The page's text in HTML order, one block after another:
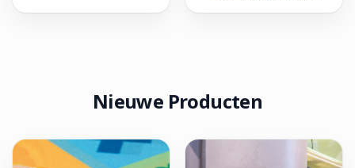
Nieuwe Producten